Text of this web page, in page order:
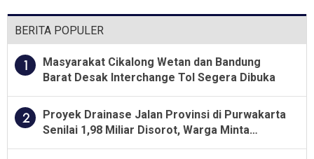
BERITA POPULER
1
Masyarakat Cikalong Wetan dan Bandung
Barat Desak Interchange Tol Segera Dibuka
2
Proyek Drainase Jalan Provinsi di Purwakarta
Senilai 1,98 Miliar Disorot, Warga Minta